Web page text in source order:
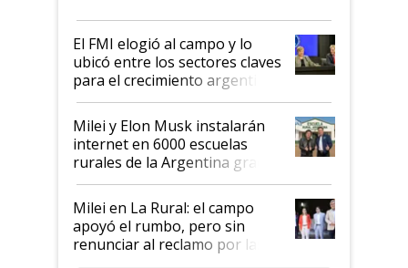
de Milei
El FMI elogió al campo y lo
ubicó entre los sectores claves
para el crecimiento argentino
Milei y Elon Musk instalarán
internet en 6000 escuelas
rurales de la Argentina gracias
a un acuerdo con Starlink
Milei en La Rural: el campo
apoyó el rumbo, pero sin
renunciar al reclamo por las